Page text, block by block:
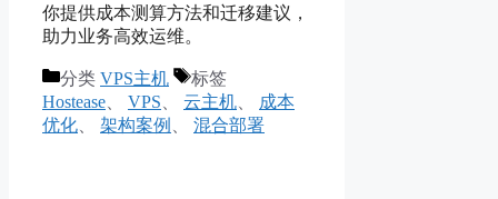
你提供成本测算方法和迁移建议，
助力业务高效运维。
分类 VPS主机
标签
Hostease
VPS 云主机
成本
优化
架构案例 混合部署